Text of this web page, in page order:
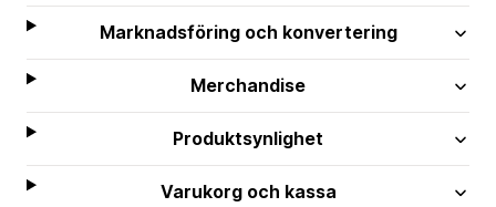
Marknadsföring och konvertering
Merchandise
Produktsynlighet
Varukorg och kassa